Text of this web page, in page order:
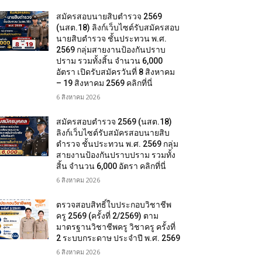
สมัครสอบนายสิบตำรวจ 2569
(นสต.18) ลิงก์เว็บไซต์รับสมัครสอบ
นายสิบตำรวจ ชั้นประทวน พ.ศ.
2569 กลุ่มสายงานป้องกันปราบ
ปราม รวมทั้งสิ้น จำนวน 6,000
อัตรา เปิดรับสมัครวันที่ 8 สิงหาคม
– 19 สิงหาคม 2569 คลิกที่นี่
6 สิงหาคม 2026
สมัครสอบตํารวจ 2569 (นสต.18)
ลิงก์เว็บไซต์รับสมัครสอบนายสิบ
ตำรวจ ชั้นประทวน พ.ศ. 2569 กลุ่ม
สายงานป้องกันปราบปราม รวมทั้ง
สิ้น จำนวน 6,000 อัตรา คลิกที่นี่
6 สิงหาคม 2026
ตรวจสอบสิทธิ์ใบประกอบวิชาชีพ
ครู 2569 (ครั้งที่ 2/2569) ตาม
มาตรฐานวิชาชีพครู วิชาครู ครั้งที่
2 ระบบกระดาษ ประจำปี พ.ศ. 2569
6 สิงหาคม 2026